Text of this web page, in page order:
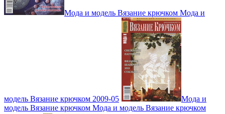
Мода и модель Вязание крючком Мода и
модель Вязание крючком 2009-05
Мода и
модель Вязание крючком Мода и модель Вязание крючком